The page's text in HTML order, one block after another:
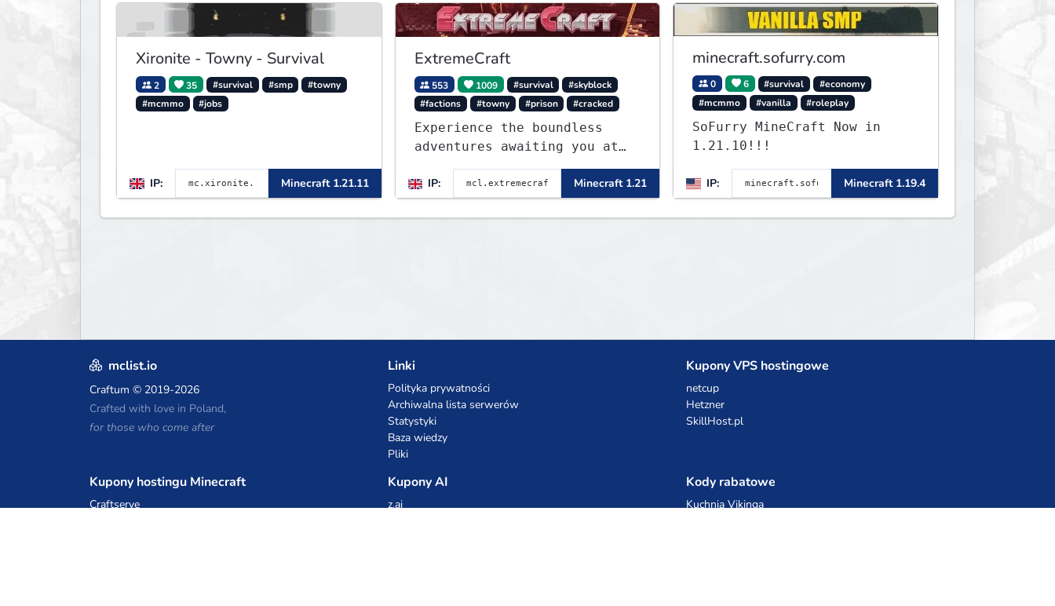
Xironite - Towny - Survival
2 35 #survival #smp
#towny
#mcmmo
#jobs
IP: Minecraft 1.21.11
ExtremeCraft
553 1009 #survival
#skyblock
#factions
#towny #prison #cracked
Experience the boundless
adventures awaiting you at
ExtremeCraft.net! Embark on
a journey through a plethora
of exhilarating game modes,
blending both timeless
IP: Minecraft 1.21
minecraft.sofurry.com
0 6 #survival
#economy
#mcmmo
#vanilla #roleplay
SoFurry MineCraft Now in
1.21.10!!!
IP: Minecraft 1.19.4
mclist.io
Craftum © 2019-2026
Crafted with love in Poland,
for those who come after
Linki
Polityka prywatności
Archiwalna lista serwerów
Statystyki
Baza wiedzy
Pliki
Kupony VPS hostingowe
netcup
Hetzner
SkillHost.pl
Kupony hostingu Minecraft
Craftserve
Kupony AI
z.ai
Kody rabatowe
Kuchnia Vikinga